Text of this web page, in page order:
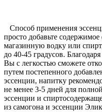
Способ применения
просто добавьте
магазинную водку или
до 40-45 градусов.
Вы с легкостью сможете
путем постепенного
эссенции, напитку
не менее 3-5 дней для
эссенции и
из самогона и эссенции